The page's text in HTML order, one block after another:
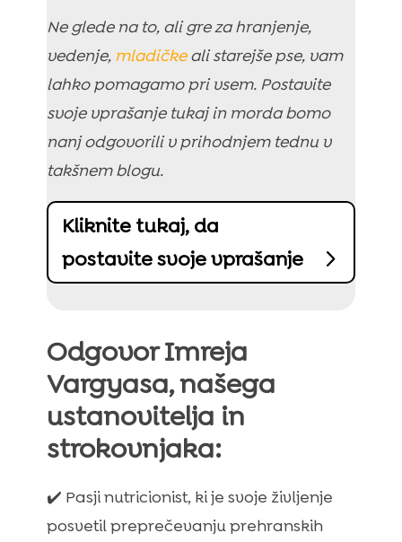
Trainy priboljšek za psa z jagnjetino in
rižem (priboljšek za trening) – 200 g
Trainy priboljšek za psa z lososom in rižem
(priboljšek za trening) – 200 g
Friky lososovi priboljški za pse (hipoalergeni
pasji piškoti) – 200 g
(hipoalergeni pasji piškoti) – 200 g
Ne glede na to, ali gre za hranjenje,
vedenje, mladičkeali starejše pse, vam
lahko pomagamo pri vsem. Postavite
svoje vprašanje tukaj in morda bomo
nanj odgovorili v prihodnjem tednu v
takšnem blogu.
Kliknite tukaj, da
postavite svoje vprašanje
Odgovor Imreja
Vargyasa, našega
ustanovitelja in
strokovnjaka:
✔️ Pasji nutricionist, ki je svoje življenje
posvetil preprečevanju prehranskih